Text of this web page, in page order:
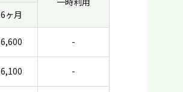
6ヶ月
6,600 -
6,100 -